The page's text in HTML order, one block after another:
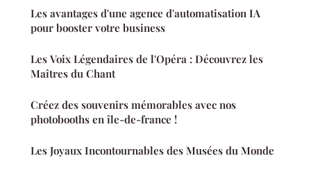
Les avantages d'une agence d'automatisation IA
pour booster votre business
Les Voix Légendaires de l'Opéra : Découvrez les
Maîtres du Chant
Créez des souvenirs mémorables avec nos
photobooths en île-de-france !
Les Joyaux Incontournables des Musées du Monde